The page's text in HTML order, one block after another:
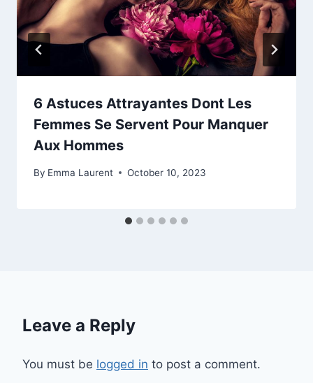
6 Astuces Attrayantes Dont Les
Femmes Se Servent Pour Manquer
Aux Hommes
By Emma Laurent October 10, 2023
Leave a Reply
You must be logged in to post a comment.